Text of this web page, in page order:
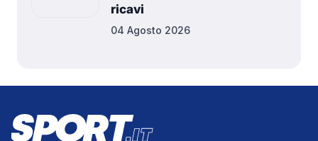
ricavi
04 Agosto 2026